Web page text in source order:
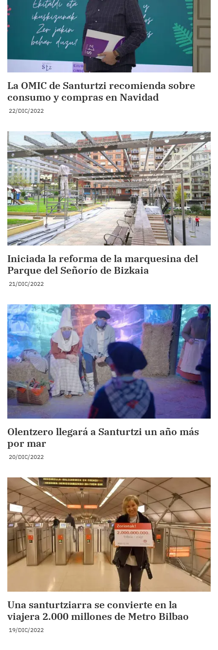
La OMIC de Santurtzi recomienda sobre
consumo y compras en Navidad
22/DIC/2022
Iniciada la reforma de la marquesina del
Parque del Señorío de Bizkaia
21/DIC/2022
Olentzero llegará a Santurtzi un año más
por mar
20/DIC/2022
Una santurtziarra se convierte en la
viajera 2.000 millones de Metro Bilbao
19/DIC/2022